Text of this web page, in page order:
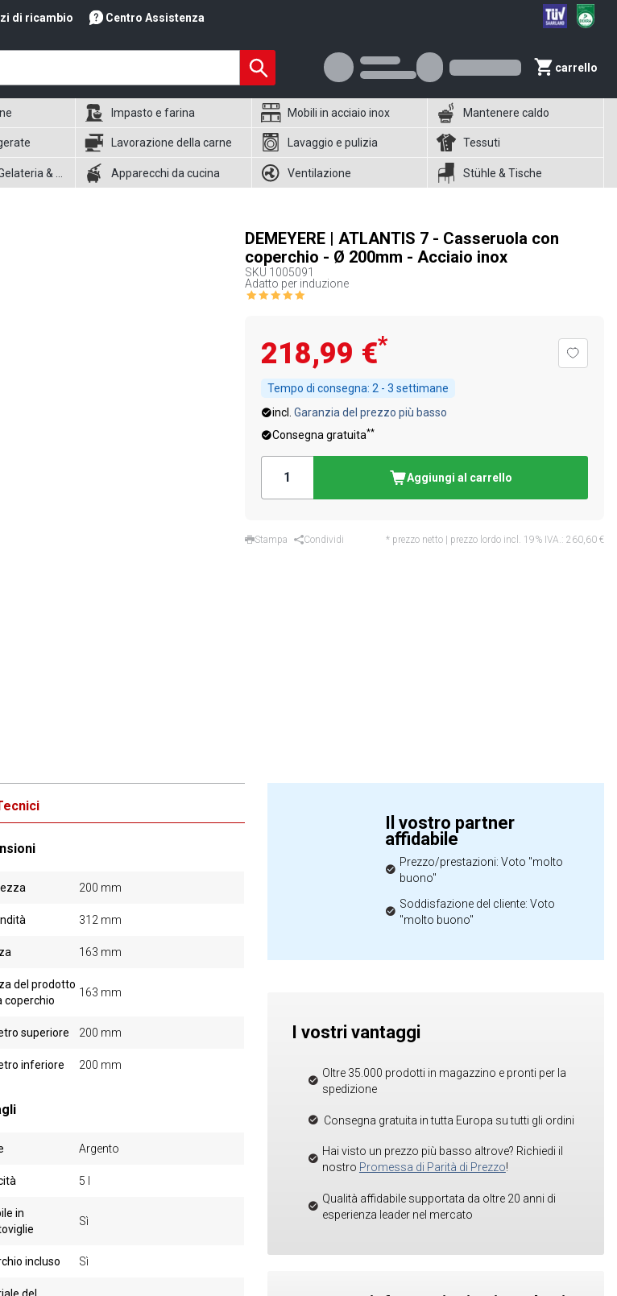
di ricambio Centro Assistenza
carrello
Impasto e farina Mobili in acciaio inox Mantenere caldo
Lavorazione della carne Lavaggio e pulizia Tessuti
Apparecchi da cucina Ventilazione Stühle & Tische
DEMEYERE | ATLANTIS 7 - Casseruola con
coperchio - Ø 200mm - Acciaio inox
SKU 1005091
Adatto per induzione
218,99 €*
Tempo di consegna: 2 - 3 settimane
incl. Garanzia del prezzo più basso
Consegna gratuita**
Aggiungi al carrello
Stampa Condividi * prezzo netto | prezzo lordo incl. 19% IVA.: 260,60 €
200 mm
312 mm
163 mm
del prodotto
coperchio
163 mm
superiore 200 mm
inferiore 200 mm
Argento
5 l
in
Sì
incluso Sì
Il vostro partner
affidabile
Prezzo/prestazioni: Voto "molto
buono"
Soddisfazione del cliente: Voto
"molto buono"
I vostri vantaggi
Oltre 35.000 prodotti in magazzino e pronti per la
spedizione
Consegna gratuita in tutta Europa su tutti gli ordini
Hai visto un prezzo più basso altrove? Richiedi il
nostro Promessa di Parità di Prezzo!
Qualità affidabile supportata da oltre 20 anni di
esperienza leader nel mercato